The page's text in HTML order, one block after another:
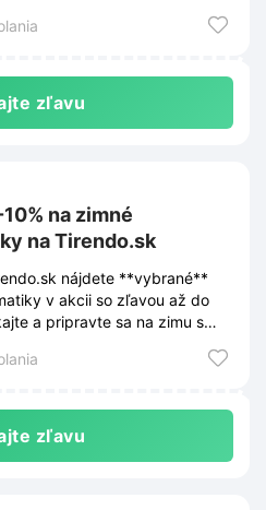
zľavu
na zimné
na Tirendo.sk
nájdete **vybrané**
v akcii so zľavou až do
a pripravte sa na zimu s
zľavu